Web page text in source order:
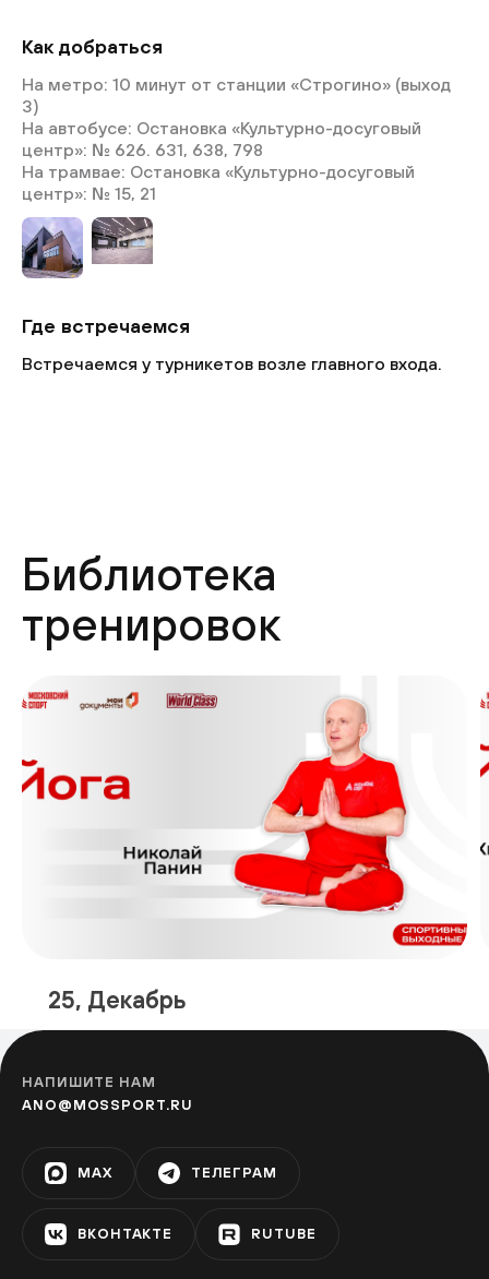
Как добраться
На метро: 10 минут от станции «Строгино» (выход
3)
На автобусе: Остановка «Культурно-досуговый
центр»: № 626. 631, 638, 798
На трамвае: Остановка «Культурно-досуговый
центр»: № 15, 21
Где встречаемся
Встречаемся у турникетов возле главного входа.
Библиотека
тренировок
25, Декабрь
НАПИШИТЕ НАМ
ANO@MOSSPORT.RU
MAX ТЕЛЕГРАМ
ВКОНТАКТЕ RUTUBE